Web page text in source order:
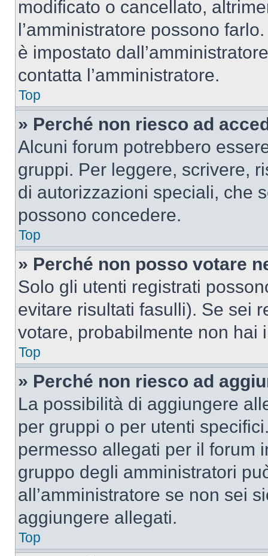
modificato o cancellato,
l’amministratore possono
è impostato
contatta l’amministratore.
Top
» Perché non riesco ad
Alcuni forum potrebbero
gruppi. Per leggere, scrivere,
di autorizzazioni speciali, che
possono concedere.
Top
» Perché non posso votare
Solo gli utenti registrati
evitare risultati fasulli). Se sei
votare, probabilmente non hai
Top
» Perché non riesco ad
La possibilità di aggiungere
per gruppi o per utenti
permesso allegati per il forum
gruppo degli amministratori
all’amministratore se non sei
aggiungere allegati.
Top